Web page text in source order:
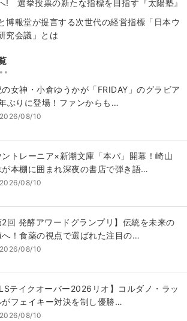
! 選挙投票の新たな指標を目指す『太陽塾』
博報堂が提言する次世代の経営指標「日本ウ
究会議」とは
女神・小倉ゆうかが「FRIDAY」のグラビア
ぶりに登場！ファンからも…
2026/08/10
ントレーニア×新潮文庫「本パ」開幕！崎山
が本棚に囲まれ深夜の書店で弾き語…
2026/08/10
2回 発酵アワードグランプリ】伝統を未来の
へ！食薬の視点で選ばれた注目の…
2026/08/10
テイクオーバー2026リオ】コルダノ・ラッ
がフェイキー対決を制し優勝…
2026/08/10